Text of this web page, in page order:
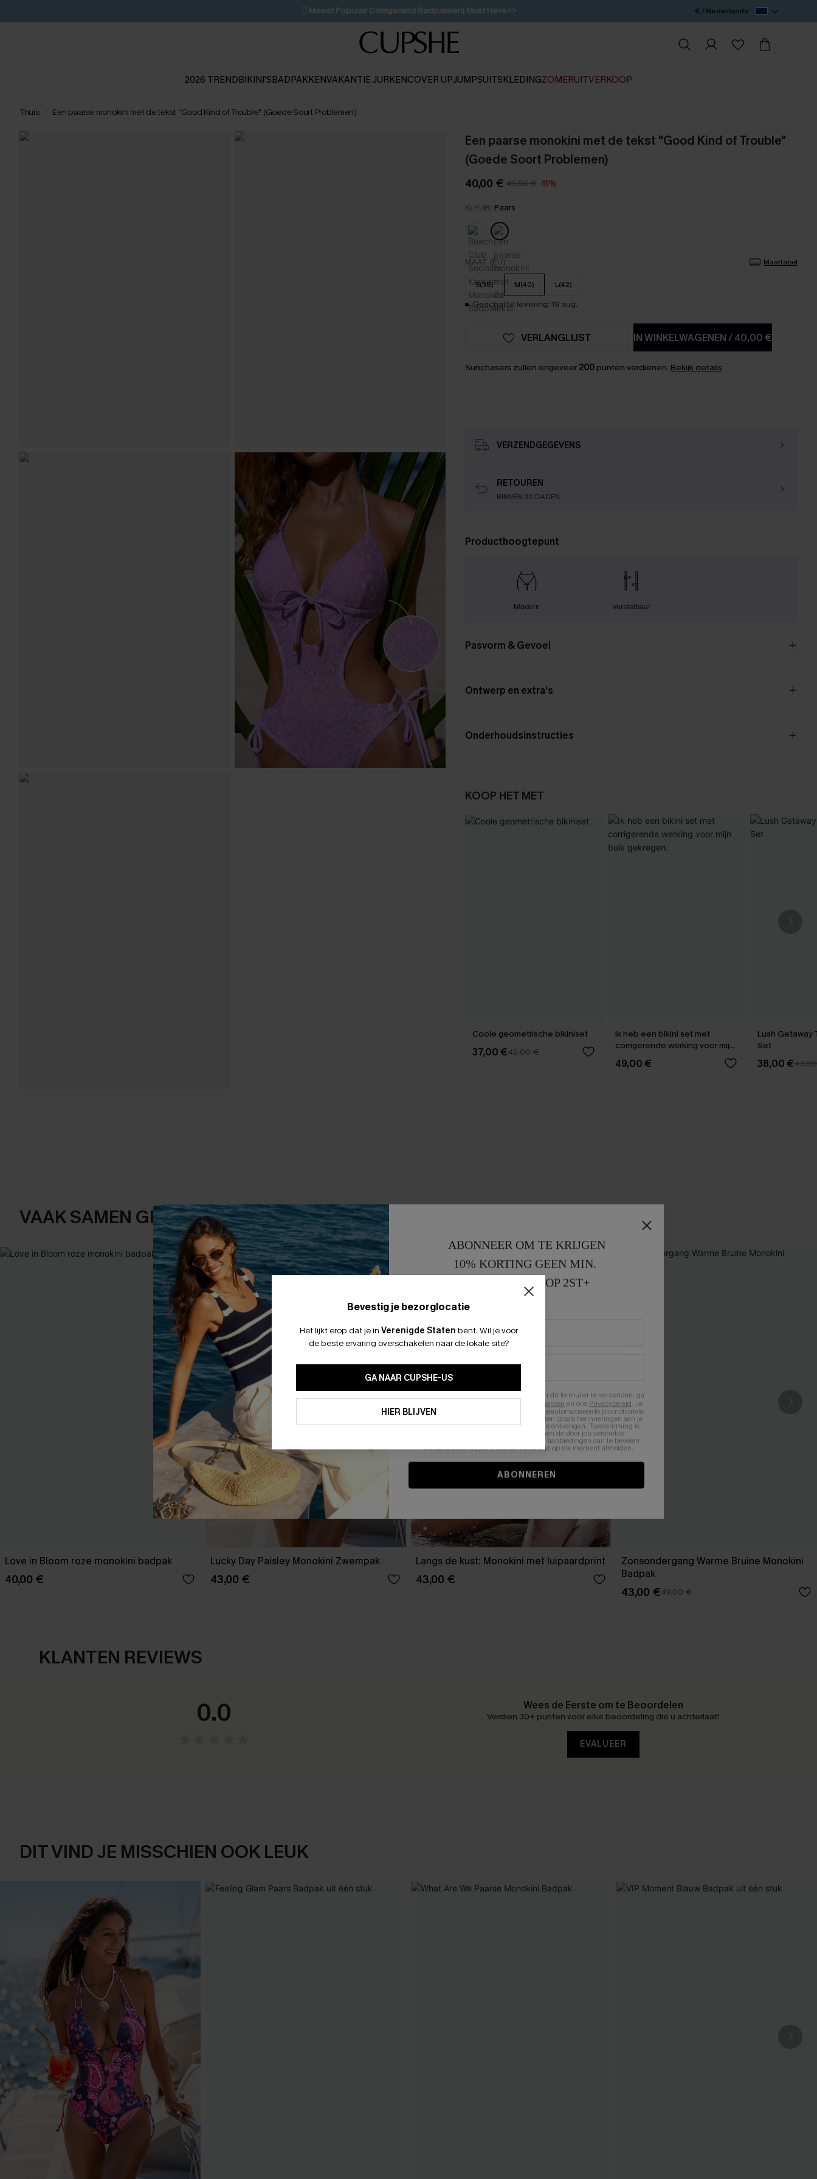
🩱 Meest Populair Corrigerend Badpakken| Must Have>>
💌Abonneer je & ontvang tot 15% korting>>
Koop 3, krijg 15% korting | CODE: SW15
€ / Nederlands
2026 TRENDBIKINI'SBADPAKKENVAKANTIE JURKENCOVER UPJUMPSUITSKLEDINGZOMERUITVERKOOP
Thuis Een paarse monokini met de tekst "Good Kind of Trouble" (Goede Soort Problemen)
Een paarse monokini met de tekst "Good Kind of Trouble"
(Goede Soort Problemen)
40,00 € 45,00 € -11%
KLEUR: Paars
MAAT (EU) Maattabel
S(38) M(40) L(42)
Geschatte levering: 19 aug.
IN WINKELWAGENEN/40,00 €
VERLANGLIJST
Sunchasers zullen ongeveer 200punten verdienen. Bekijk details
VERZENDGEGEVENS
RETOUREN
BINNEN 30 DAGEN
Producthoogtepunt
Modern Verstelbaar
Pasvorm & Gevoel
Ontwerp en extra's
Onderhoudsinstructies
KOOP HET MET
Coole geometrische bikiniset
37,00 €42,00 €
Ik heb een bikini set met
corrigerende werking voor mijn
buik gekregen.
49,00 €
Lush Getaway
Set
38,00 €
VAAK SAMEN GEKOCHT
Love in Bloom roze monokini badpak
40,00 €
Lucky Day Paisley Monokini Zwempak
43,00 €
Langs de kust: Monokini met luipaardprint
43,00 €
Zonsondergang Warme Bruine Monokini
Badpak
43,00 €49,00 €
KLANTEN REVIEWS
0.0 Wees de Eerste om te Beoordelen
Verdien 30+ punten voor elke beoordeling die u achterlaat!
EVALUEER
DIT VIND JE MISSCHIEN OOK LEUK
Bevestig je bezorglocatie
Het lijkt erop dat je in Verenigde Staten bent. Wil je voor
de beste ervaring overschakelen naar de lokale site?
GA NAAR CUPSHE-US
HIER BLIJVEN
ABONNEER OM TE KRIJGEN
10% KORTING GEEN MIN.
15% KORTING OP 2ST+
Door je contactgegevens in te vullen en dit formulier te verzenden, ga
Algemene Voorwaarden en ons Privacybeleid. Je
stemt er tevens mee in om herhaalde geautomatiseerde promotionele
en gepersonaliseerde marketingberichten (zoals herinneringen aan je
winkelwagen) en e-mails van Cupshe te ontvangen. Toestemming is
niet vereist voor een aankoop. We kunnen de door jou verstrekte
informatie gebruiken om producten en aanbiedingen aan te bevelen
die aansluiten bij jouw profiel. Je kunt je op elk moment afmelden.
ABONNEREN